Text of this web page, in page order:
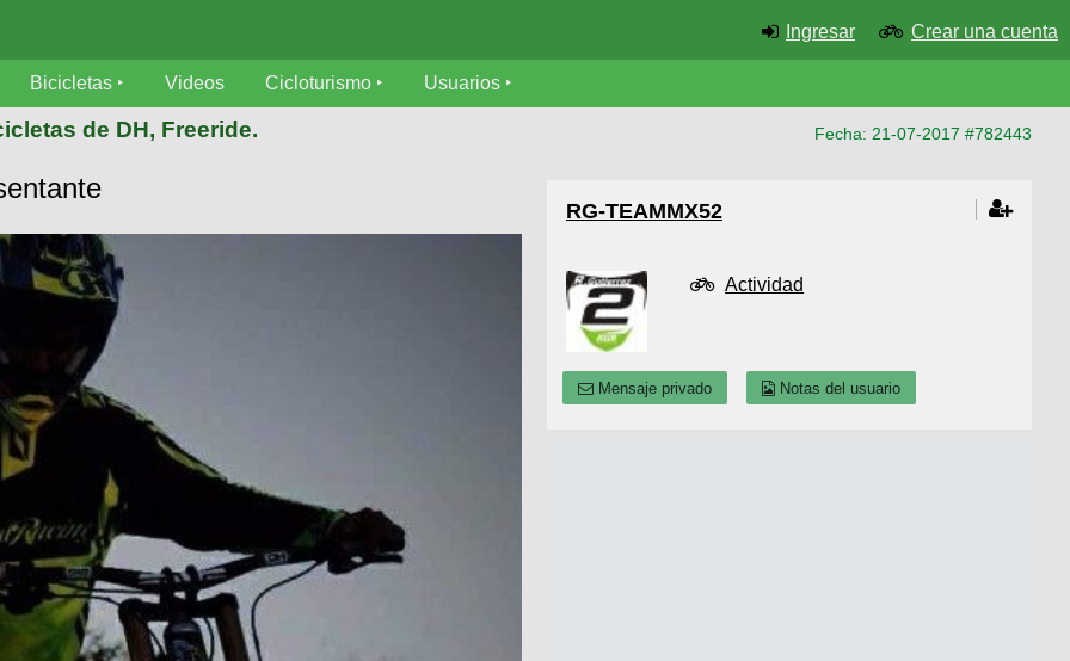
Ingresar Crear una cuenta
Bicicletas Videos Cicloturismo Usuarios
de DH, Freeride. Fecha: 21-07-2017 #782443
RG-TEAMMX52
Actividad
Mensaje privado Notas del usuario